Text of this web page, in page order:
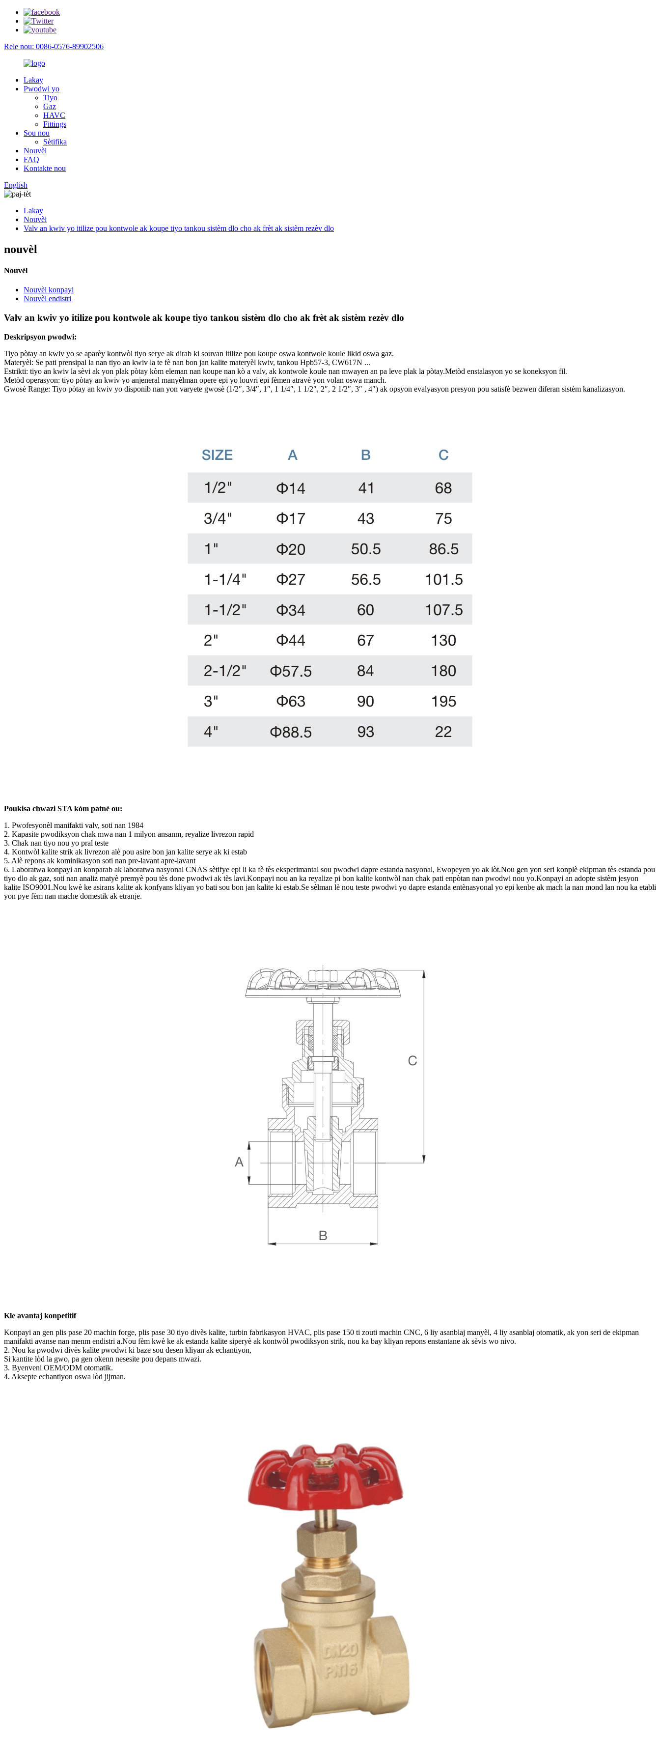
Rele nou: 0086-0576-89902506
Lakay
Pwodwi yo
Tiyo
Gaz
HAVC
Fittings
Sou nou
Sètifika
Nouvèl
FAQ
Kontakte nou
English
Lakay
Nouvèl
Valv an kwiv yo itilize pou kontwole ak koupe tiyo tankou sistèm dlo cho ak frèt ak sistèm rezèv dlo
nouvèl
Nouvèl
Nouvèl konpayi
Nouvèl endistri
Valv an kwiv yo itilize pou kontwole ak koupe tiyo tankou sistèm dlo cho ak frèt ak sistèm rezèv dlo
Deskripsyon pwodwi:
Tiyo pòtay an kwiv yo se aparèy kontwòl tiyo serye ak dirab ki souvan itilize pou koupe oswa kontwole koule likid oswa gaz.
Materyèl: Se pati prensipal la nan tiyo an kwiv la te fè nan bon jan kalite materyèl kwiv, tankou Hpb57-3, CW617N ...
Estrikti: tiyo an kwiv la sèvi ak yon plak pòtay kòm eleman nan koupe nan kò a valv, ak kontwole koule nan mwayen an pa leve plak la pòtay.Metòd enstalasyon yo se koneksyon fil.
Metòd operasyon: tiyo pòtay an kwiv yo anjeneral manyèlman opere epi yo louvri epi fèmen atravè yon volan oswa manch.
Gwosè Range: Tiyo pòtay an kwiv yo disponib nan yon varyete gwosè (1/2″, 3/4″, 1″, 1 1/4″, 1 1/2″, 2″, 2 1/2″, 3″ , 4″) ak opsyon evalyasyon presyon pou satisfè bezwen diferan sistèm kanalizasyon.
Poukisa chwazi STA kòm patnè ou:
1. Pwofesyonèl manifakti valv, soti nan 1984
2. Kapasite pwodiksyon chak mwa nan 1 milyon ansanm, reyalize livrezon rapid
3. Chak nan tiyo nou yo pral teste
4. Kontwòl kalite strik ak livrezon alè pou asire bon jan kalite serye ak ki estab
5. Alè repons ak kominikasyon soti nan pre-lavant apre-lavant
6. Laboratwa konpayi an konparab ak laboratwa nasyonal CNAS sètifye epi li ka fè tès eksperimantal sou pwodwi dapre estanda nasyonal, Ewopeyen yo ak lòt.Nou gen yon seri konplè ekipman tès estanda pou
tiyo dlo ak gaz, soti nan analiz matyè premyè pou tès done pwodwi ak tès lavi.Konpayi nou an ka reyalize pi bon kalite kontwòl nan chak pati enpòtan nan pwodwi nou yo.Konpayi an adopte sistèm jesyon
kalite ISO9001.Nou kwè ke asirans kalite ak konfyans kliyan yo bati sou bon jan kalite ki estab.Se sèlman lè nou teste pwodwi yo dapre estanda entènasyonal yo epi kenbe ak mach la nan mond lan nou ka etabli
yon pye fèm nan mache domestik ak etranje.
Kle avantaj konpetitif
Konpayi an gen plis pase 20 machin forge, plis pase 30 tiyo divès kalite, turbin fabrikasyon HVAC, plis pase 150 ti zouti machin CNC, 6 liy asanblaj manyèl, 4 liy asanblaj otomatik, ak yon seri de ekipman
manifakti avanse nan menm endistri a.Nou fèm kwè ke ak estanda kalite siperyè ak kontwòl pwodiksyon strik, nou ka bay kliyan repons enstantane ak sèvis wo nivo.
2. Nou ka pwodwi divès kalite pwodwi ki baze sou desen kliyan ak echantiyon,
Si kantite lòd la gwo, pa gen okenn nesesite pou depans mwazi.
3. Byenveni OEM/ODM otomatik.
4. Aksepte echantiyon oswa lòd jijman.